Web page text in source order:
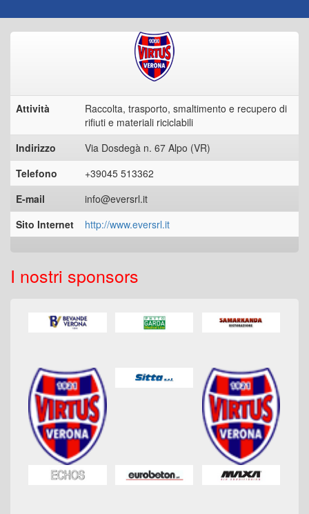
Attività
Raccolta, trasporto, smaltimento e recupero di
rifiuti e materiali riciclabili
Indirizzo
Via Dosdegà n. 67 Alpo (VR)
Telefono
+39045 513362
E-mail
info@eversrl.it
Sito Internet
http://www.eversrl.it
I nostri sponsors